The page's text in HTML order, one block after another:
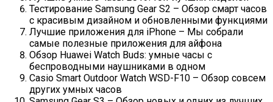
Тестирование Samsung Gear S2 – Обзор смарт часов
с красивым дизайном и обновленными функциями
Лучшие приложения для iPhone – Мы собрали
самые полезные приложения для айфона
Обзор Huawei Watch Buds: умные часы с
беспроводными наушниками в одном
Casio Smart Outdoor Watch WSD-F10 – Обзор совсем
других умных часов